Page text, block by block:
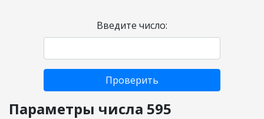
Введите число:
Проверить
Параметры числа 595